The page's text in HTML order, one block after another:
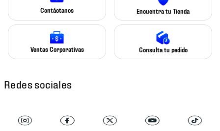
Contáctanos Encuentra tu Tienda
Ventas Corporativas Consulta tu pedido
Redes sociales